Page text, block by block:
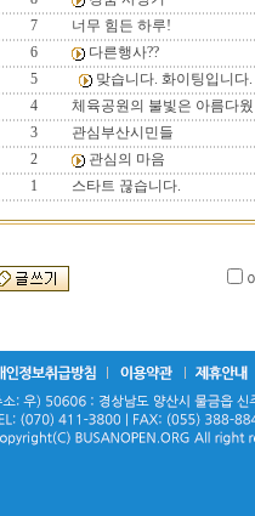
7
너무 힘든 하루!
6
다른행사??
5
맞습니다. 화이팅입니다.
4
체육공원의 불빛은 아름다
3
관심부산시민들
2
관심의 마음
1
스타트 끊습니다.